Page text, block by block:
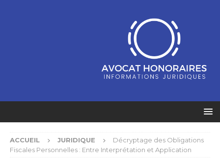
ACCUEIL JURIDIQUE
Décryptage des Obligations
Fiscales Personnelles : Entre Interprétation et Application